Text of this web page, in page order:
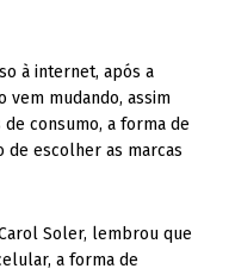
à internet, após a
vem mudando, assim
consumo, a forma de
de escolher as marcas
Soler, lembrou que
a forma de